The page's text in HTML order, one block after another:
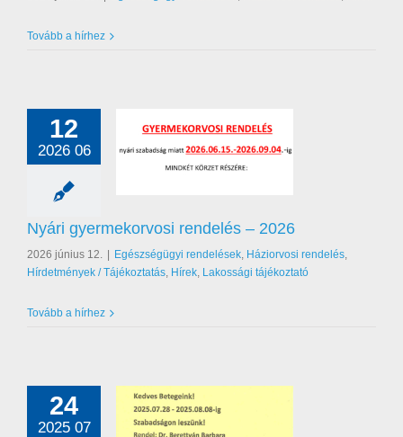
Tovább a hírhez
12
2026 06
rendelés
rendelések
rendelés
/ Tájékoztatás
tájékoztató
Nyári gyermekorvosi rendelés – 2026
2026 június 12. Egészségügyi rendelések, Háziorvosi rendelés,
Hírdetmények / Tájékoztatás, Hírek, Lakossági tájékoztató
Tovább a hírhez
24
2025 07